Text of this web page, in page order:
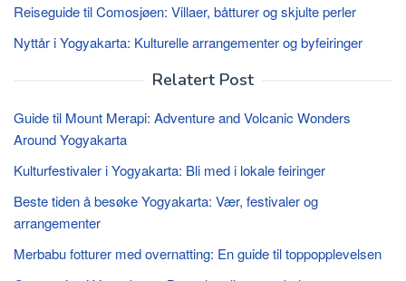
Reiseguide til Comosjøen: Villaer, båtturer og skjulte perler
Nyttår i Yogyakarta: Kulturelle arrangementer og byfeiringer
Relatert Post
Guide til Mount Merapi: Adventure and Volcanic Wonders
Around Yogyakarta
Kulturfestivaler i Yogyakarta: Bli med i lokale feiringer
Beste tiden å besøke Yogyakarta: Vær, festivaler og
arrangementer
Merbabu fotturer med overnatting: En guide til toppopplevelsen